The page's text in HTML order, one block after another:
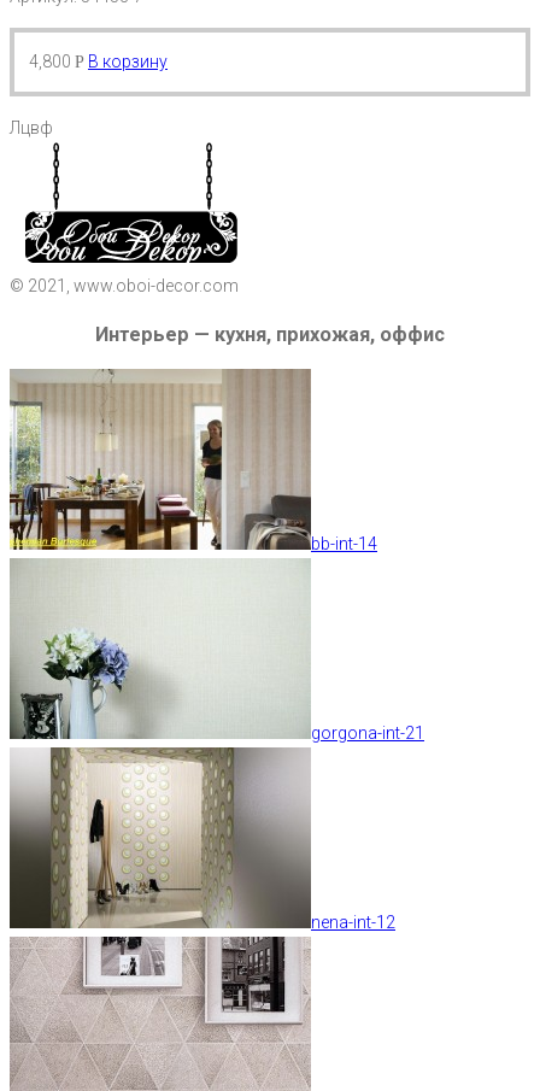
4,800 Р В корзину
Лцвф
© 2021, www.oboi-decor.com
Интерьер — кухня, прихожая, оффис
bb-int-14
gorgona-int-21
nena-int-12